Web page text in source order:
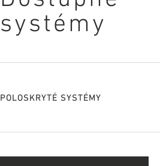
systémy
POLOSKRYTÉ SYSTÉMY